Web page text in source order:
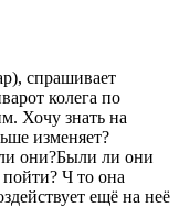
спрашивает
колега по
Хочу знать на
изменяет?
они?Были ли они
Ч то она
ещё на неё